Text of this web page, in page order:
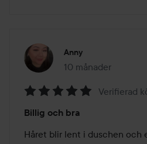
Anny
10 månader
Inlägget skapades
5
av
Verifierad
Billig och bra
Håret blir lent i duschen och